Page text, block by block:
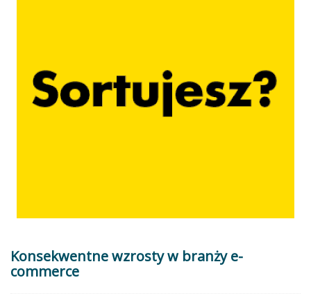
Konsekwentne wzrosty w branży e-
commerce